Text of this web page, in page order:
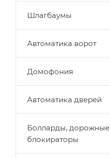
Шлагбаумы
Автоматика ворот
Домофония
Автоматика дверей
Болларды, дорожные
блокираторы